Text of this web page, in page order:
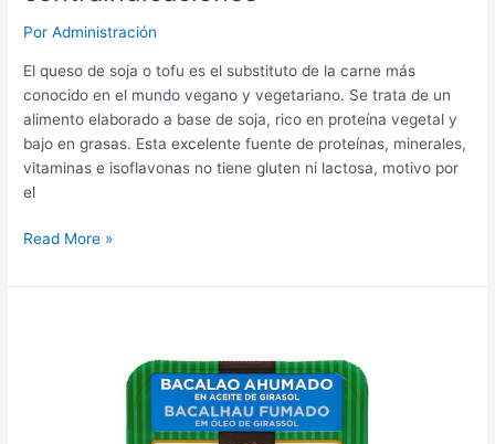
PorAdministración
El queso de soja o tofu es el substituto de la carne más
conocido en el mundo vegano y vegetariano. Se trata de un
alimento elaborado a base de soja, rico en proteína vegetal y
bajo en grasas. Esta excelente fuente de proteínas, minerales,
vitaminas e isoflavonas no tiene gluten ni lactosa, motivo por
el
Tofu
Precio,
contraindicaciones
Read More »